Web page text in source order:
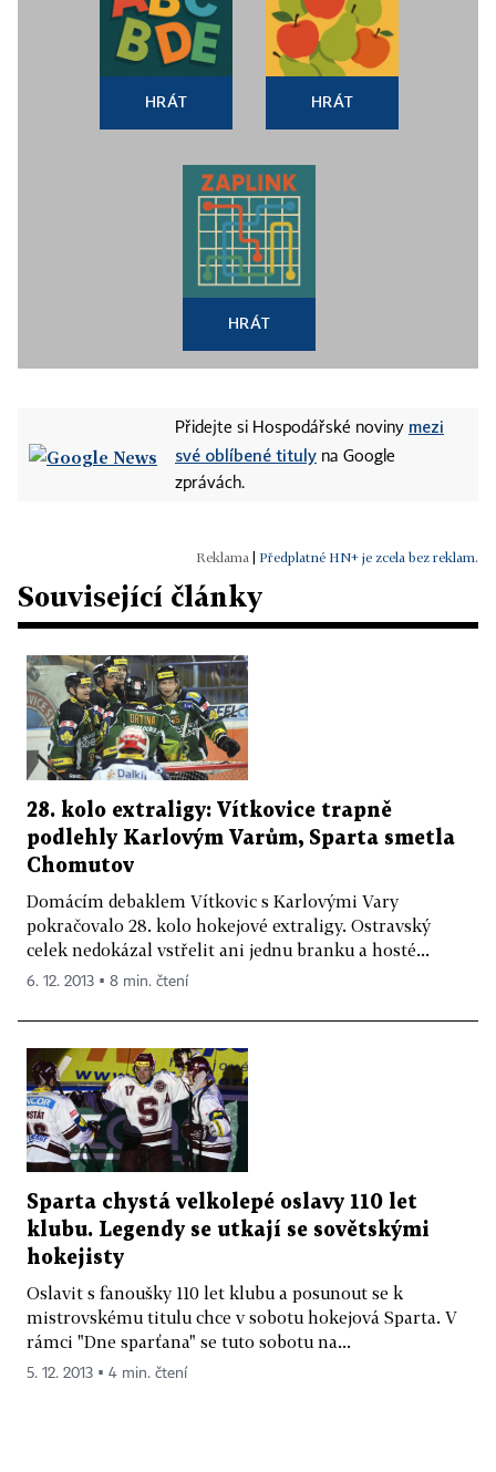
HRÁT HRÁT
HRÁT
Přidejte si Hospodářské noviny mezi
své oblíbené tituly na Google
zprávách.
Předplatné HN+ je zcela bez reklam.
Související články
28. kolo extraligy: Vítkovice trapně
podlehly Karlovým Varům, Sparta smetla
Chomutov
Domácím debaklem Vítkovic s Karlovými Vary
pokračovalo 28. kolo hokejové extraligy. Ostravský
celek nedokázal vstřelit ani jednu branku a hosté...
6. 12. 2013 ▪ 8 min. čtení
Sparta chystá velkolepé oslavy 110 let
klubu. Legendy se utkají se sovětskými
hokejisty
Oslavit s fanoušky 110 let klubu a posunout se k
mistrovskému titulu chce v sobotu hokejová Sparta. V
rámci "Dne sparťana" se tuto sobotu na...
5. 12. 2013 ▪ 4 min. čtení